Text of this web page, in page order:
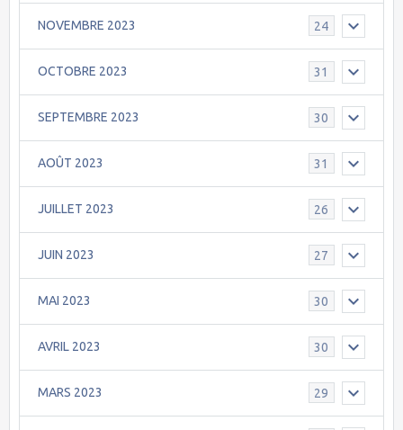
NOVEMBRE 2023 24
OCTOBRE 2023 31
SEPTEMBRE 2023 30
AOÛT 2023 31
JUILLET 2023 26
JUIN 2023 27
MAI 2023 30
AVRIL 2023 30
MARS 2023 29